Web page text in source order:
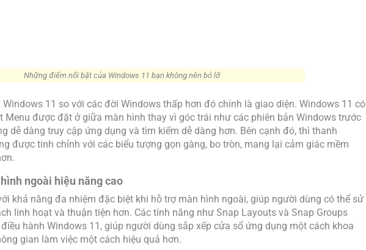
Những điểm nổi bật của Windows 11 bạn không nên bỏ lỡ
11 so với các đời Windows thấp hơn đó chính là giao diện. Windows 11 có
Menu được đặt ở giữa màn hình thay vì góc trái như các phiên bản Windows trước
dễ dàng truy cập ứng dụng và tìm kiếm dễ dàng hơn. Bên cạnh đó, thì thanh
được tinh chỉnh với các biểu tượng gọn gàng, bo tròn, mang lại cảm giác mềm
ngoài hiệu năng cao
khả năng đa nhiệm đặc biệt khi hỗ trợ màn hình ngoài, giúp người dùng có thể sử
linh hoạt và thuận tiện hơn. Các tính năng như Snap Layouts và Snap Groups
hành Windows 11, giúp người dùng sắp xếp cửa sổ ứng dụng một cách khoa
gian làm việc một cách hiệu quả hơn.